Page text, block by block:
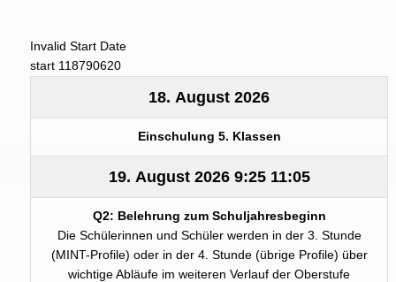
Invalid Start Date
start 118790620
18. August 2026
Einschulung 5. Klassen
19. August 20269:25 11:05
Q2: Belehrung zum Schuljahresbeginn
Die Schülerinnen und Schüler werden in der 3. Stunde
(MINT-Profile) oder in der 4. Stunde (übrige Profile) über
wichtige Abläufe im weiteren Verlauf der Oberstufe